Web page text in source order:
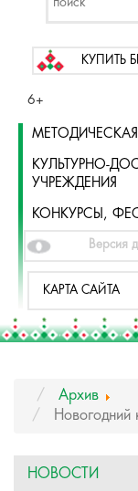
КУПИТЬ
6+
КУЛЬТУРНО-
УЧРЕЖДЕНИЯ
КОНКУРСЫ,
Версия
КАРТА САЙТА
Архив
Новогодний
НОВОСТИ